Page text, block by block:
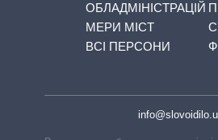
ОБЛАДМІНІСТРАЦІЙ
МЕРИ МІСТ
ВСІ ПЕРСОНИ